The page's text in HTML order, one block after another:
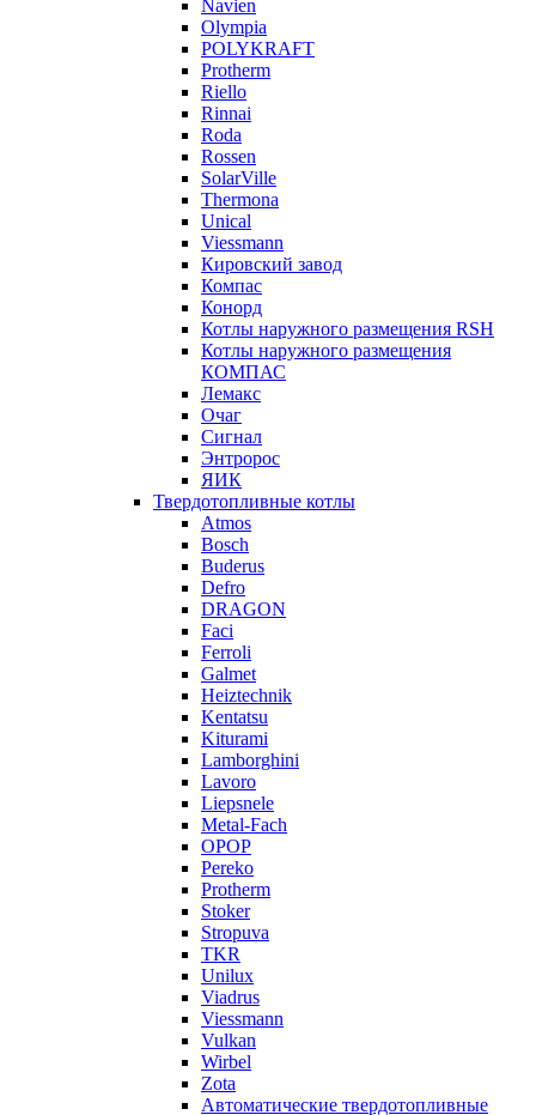
Navien
Olympia
POLYKRAFT
Protherm
Riello
Rinnai
Roda
Rossen
SolarVille
Thermona
Unical
Viessmann
Кировский завод
Компас
Конорд
Котлы наружного размещения RSH
Котлы наружного размещения
КОМПАС
Лемакс
Очаг
Сигнал
Энтророс
ЯИК
Твердотопливные котлы
Atmos
Bosch
Buderus
Defro
DRAGON
Faci
Ferroli
Galmet
Heiztechnik
Kentatsu
Kiturami
Lamborghini
Lavoro
Liepsnele
Metal-Fach
OPOP
Pereko
Protherm
Stoker
Stropuva
TKR
Unilux
Viadrus
Viessmann
Vulkan
Wirbel
Zota
Автоматические твердотопливные